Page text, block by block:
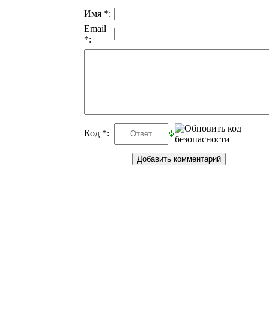
Имя *:
Email
*:
Код *: